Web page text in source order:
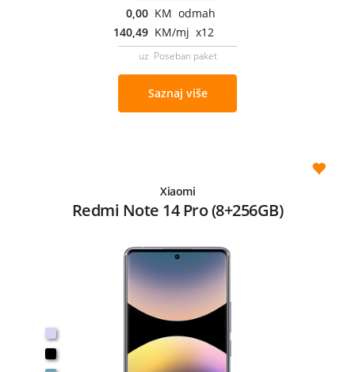
0,00 KM odmah
140,49 KM/mj x12
uz Poseban paket
Saznaj više
Xiaomi
Redmi Note 14 Pro (8+256GB)